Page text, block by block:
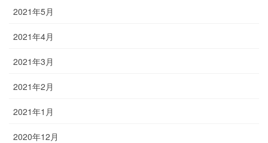
2021年5月
2021年4月
2021年3月
2021年2月
2021年1月
2020年12月